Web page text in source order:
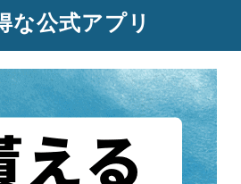
な公式アプリ